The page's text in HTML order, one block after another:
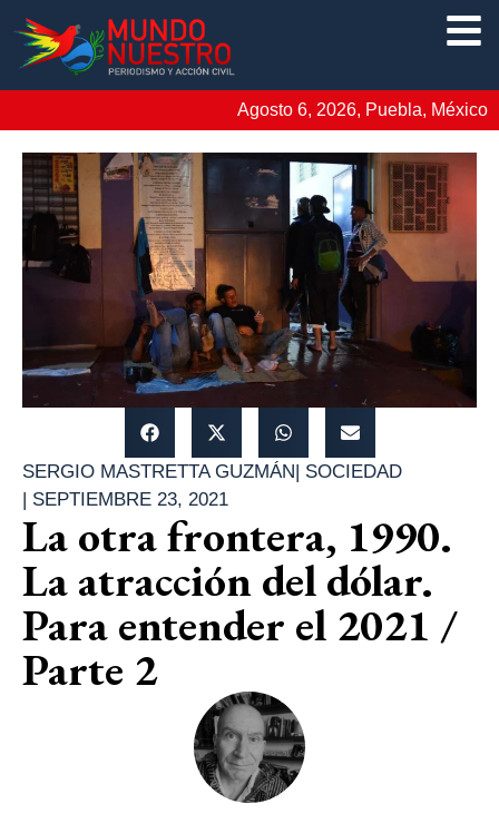
Agosto 6, 2026, Puebla, México
SERGIO MASTRETTA GUZMÁN
SOCIEDAD
SEPTIEMBRE 23, 2021
La otra frontera, 1990.
La atracción del dólar.
Para entender el 2021 /
Parte 2